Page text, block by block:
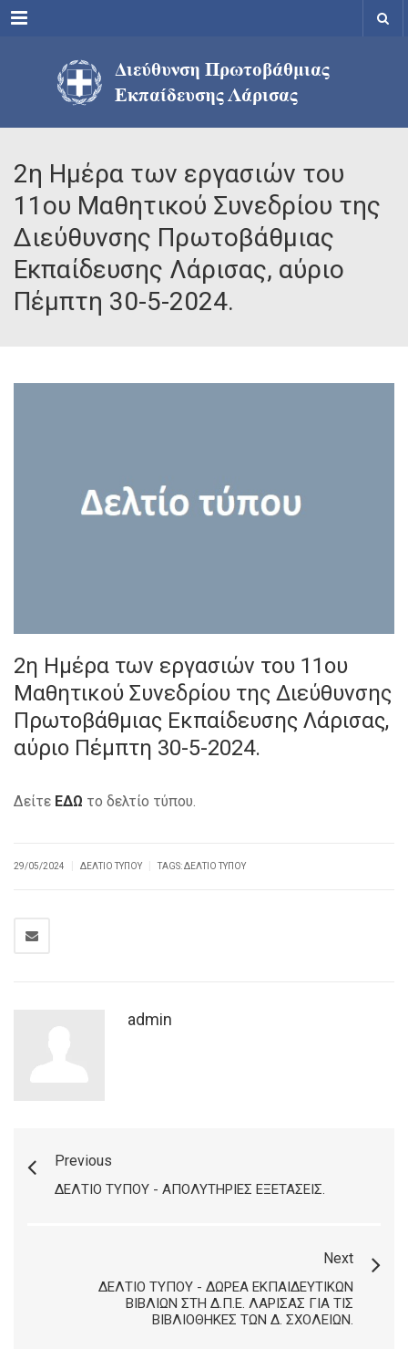
Menu
2η Ημέρα των εργασιών του
11ου Μαθητικού Συνεδρίου της
Διεύθυνσης Πρωτοβάθμιας
Εκπαίδευσης Λάρισας, αύριο
Πέμπτη 30-5-2024.
2η Ημέρα των εργασιών του 11ου
Μαθητικού Συνεδρίου της Διεύθυνσης
Πρωτοβάθμιας Εκπαίδευσης Λάρισας,
αύριο Πέμπτη 30-5-2024.
Δείτε ΕΔΩ το δελτίο τύπου.
29/05/2024 ΔΕΛΤΊΟ ΤΎΠΟΥ TAGS:ΔΕΛΤΊΟ ΤΎΠΟΥ
admin
Previous
ΔΕΛΤΊΟ ΤΎΠΟΥ - ΑΠΟΛΥΤΉΡΙΕΣ ΕΞΕΤΆΣΕΙΣ.
Next
ΔΕΛΤΊΟ ΤΎΠΟΥ - ΔΩΡΕΆ ΕΚΠΑΙΔΕΥΤΙΚΏΝ
ΒΙΒΛΊΩΝ ΣΤΗ Δ.Π.Ε. ΛΆΡΙΣΑΣ ΓΙΑ ΤΙΣ
ΒΙΒΛΙΟΘΉΚΕΣ ΤΩΝ Δ. ΣΧΟΛΕΊΩΝ.